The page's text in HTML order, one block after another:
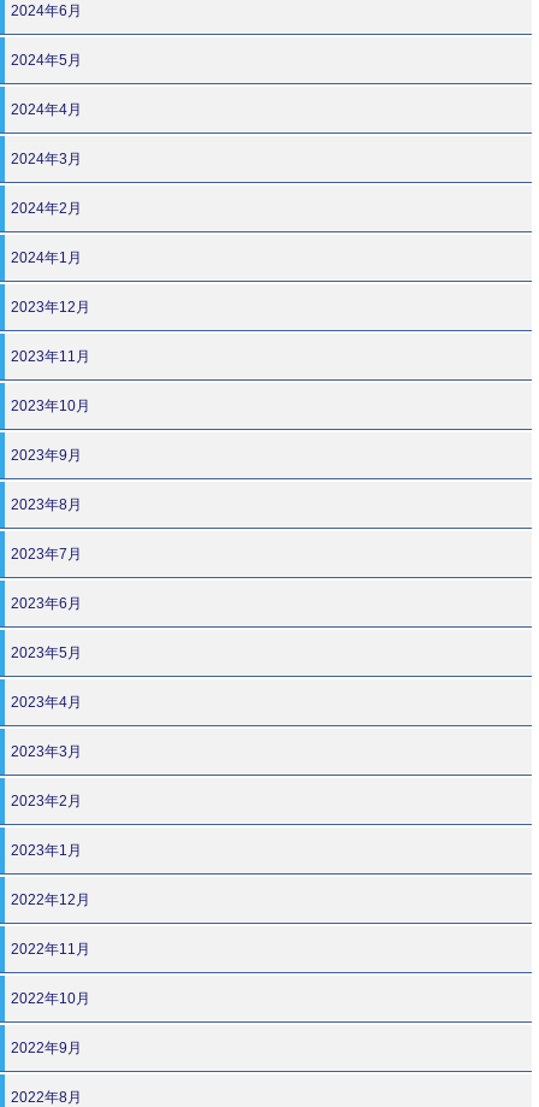
2024年6月
2024年5月
2024年4月
2024年3月
2024年2月
2024年1月
2023年12月
2023年11月
2023年10月
2023年9月
2023年8月
2023年7月
2023年6月
2023年5月
2023年4月
2023年3月
2023年2月
2023年1月
2022年12月
2022年11月
2022年10月
2022年9月
2022年8月